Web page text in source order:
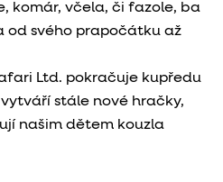
komár, včela, či fazole, ba
od svého prapočátku až
Ltd. pokračuje kupředu
vytváří stále nové hračky,
našim dětem kouzla